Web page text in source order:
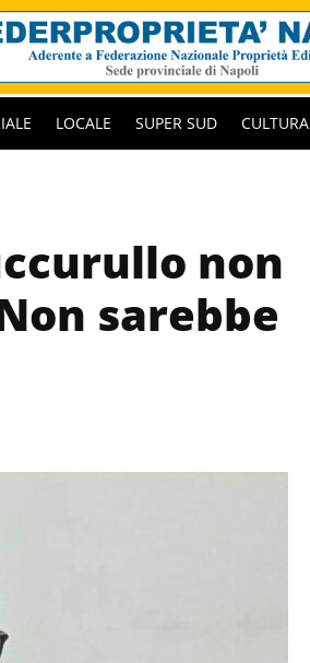
LOCALE SUPER SUD CULTURA
non
sarebbe